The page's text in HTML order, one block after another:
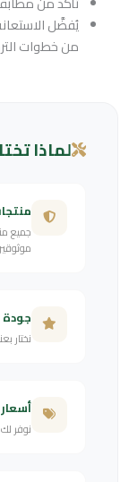
يُفضَّل
من خطوات
لماذا
جميع
نختار
نوفر